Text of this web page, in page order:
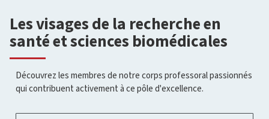
Les visages de la recherche en
santé et sciences biomédicales
Découvrez les membres de notre corps professoral passionnés
qui contribuent activement à ce pôle d'excellence.